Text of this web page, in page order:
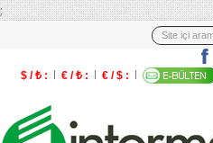
;
$ / ₺ : € / ₺ : € / $ :